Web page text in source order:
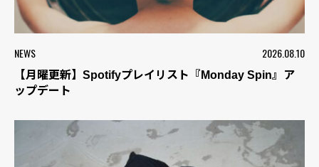
NEWS 2026.08.10
【月曜更新】Spotifyプレイリスト『Monday Spin』ア
ップデート